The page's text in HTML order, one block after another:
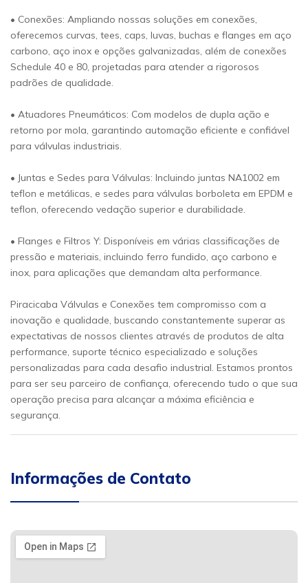
• Conexões: Ampliando nossas soluções em conexões,
oferecemos curvas, tees, caps, luvas, buchas e flanges em aço
carbono, aço inox e opções galvanizadas, além de conexões
Schedule 40 e 80, projetadas para atender a rigorosos
padrões de qualidade.
• Atuadores Pneumáticos: Com modelos de dupla ação e
retorno por mola, garantindo automação eficiente e confiável
para válvulas industriais.
• Juntas e Sedes para Válvulas: Incluindo juntas NA1002 em
teflon e metálicas, e sedes para válvulas borboleta em EPDM e
teflon, oferecendo vedação superior e durabilidade.
• Flanges e Filtros Y: Disponíveis em várias classificações de
pressão e materiais, incluindo ferro fundido, aço carbono e
inox, para aplicações que demandam alta performance.
Piracicaba Válvulas e Conexões tem compromisso com a
inovação e qualidade, buscando constantemente superar as
expectativas de nossos clientes através de produtos de alta
performance, suporte técnico especializado e soluções
personalizadas para cada desafio industrial. Estamos prontos
para ser seu parceiro de confiança, oferecendo tudo o que sua
operação precisa para alcançar a máxima eficiência e
segurança.
Informações de Contato